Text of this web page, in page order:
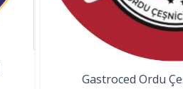
Gastroced Ordu